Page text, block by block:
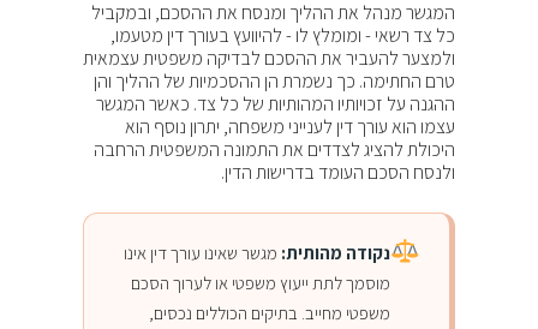
המגשר מנהל את ההליך ומנסח את ההסכם, ובמקביל
כל צד רשאי - ומומלץ לו - להיוועץ בעורך דין מטעמו,
ולמצער להעביר את ההסכם לבדיקה משפטית עצמאית
טרם החתימה. כך נשמרת הן ההסכמיות של ההליך והן
ההגנה על זכויותיו המהותיות של כל צד. כאשר המגשר
עצמו הוא עורך דין לענייני משפחה, יתרון נוסף הוא
היכולת להציג לצדדים את התמונה המשפטית הרחבה
ולנסח הסכם העומד בדרישות הדין.
נקודה מהותית: מגשר שאינו עורך דין אינו
מוסמך לתת ייעוץ משפטי או לערוך הסכם
משפטי מחייב. בתיקים הכוללים נכסים,